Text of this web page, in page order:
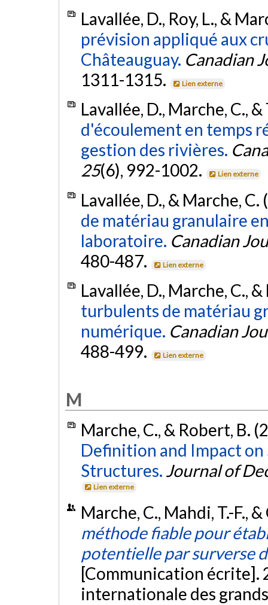
Lavallée, D., Roy, L., &
prévision appliqué aux
Châteauguay. Canadian
1311-1315.
Lien externe
Lavallée, D., Marche, C.,
d'écoulement en temps
gestion des rivières.
25(6), 992-1002. Lien externe
Lavallée, D., & Marche,
de matériau granulaire
laboratoire. Canadian
480-487.
Lien externe
Lavallée, D., Marche, C.,
turbulents de matériau
numérique. Canadian
488-499.
Lien externe
M
Marche, C., & Robert, B.
Definition and Impact on
Structures. Journal of
Lien externe
Marche, C., Mahdi, T.-F.,
méthode fiable pour
potentielle par surverse
[Communication écrite].
internationale des